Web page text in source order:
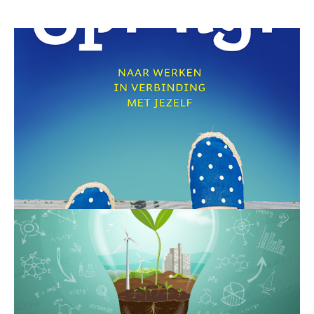
Je ervaart al een poos een bepaalde struggle. Je
zou je gelukkig moeten voelen, maar waarom is
dat niet zo? Het heeft in ieder geval iets te
maken met je werk. Dat is wat je weet.
De organisatie waar je werkt is veranderd. Vele
leidinggevenden en verandertrajecten zijn
gekomen en gegaan. Je voelt je minder
betrokken dan eerst. Soms droom je erover iets
te gaan doen wat er voor jou meer toe doet.
Maar wat dat dan is, dat is nog de vraag …
Lees meer
WeesMeer Boeken
WeesMeer.nl
Wil je dat wij jouw boek ook gaan promoten? Wil
je met een interview op onze website? Dan gaan
wij graag voor je aan de slag. Wij delen een jaar
lang jouw boek op al onze social media kanalen.